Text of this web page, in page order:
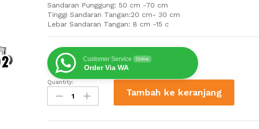
Sandaran Punggung: 50 cm -70 cm
Tinggi Sandaran Tangan:20 cm- 30 cm
Lebar Sandaran Tangan: 8 cm -15 c
Customer Service Online
Order Via WA
Jual
Kursi
Direktur
Quantity:
Tambah ke keranjang